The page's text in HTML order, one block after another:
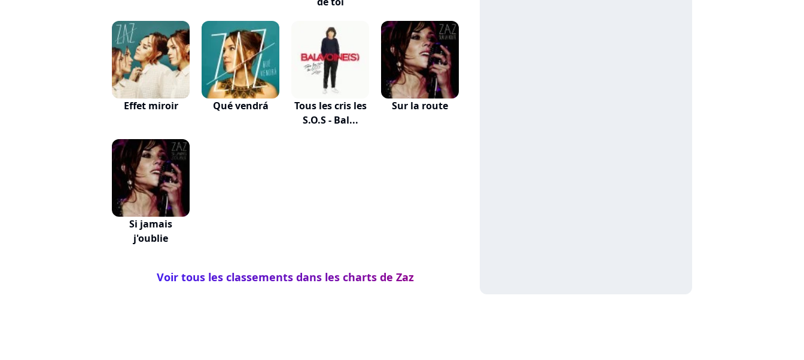
Effet miroir Qué vendrá
Tous les cris les
S.O.S - Bal...
Sur la route
Si jamais
j'oublie
Voir tous les classements dans les charts de Zaz